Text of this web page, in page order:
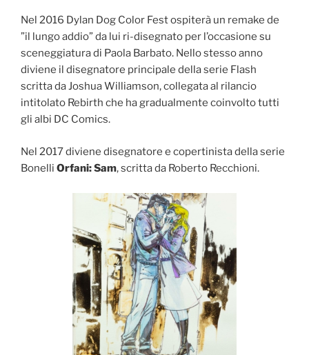
Nel 2016 Dylan Dog Color Fest ospiterà un remake de
”il lungo addio” da lui ri-disegnato per l’occasione su
sceneggiatura di Paola Barbato. Nello stesso anno
diviene il disegnatore principale della serie Flash
scritta da Joshua Williamson, collegata al rilancio
intitolato Rebirth che ha gradualmente coinvolto tutti
gli albi DC Comics.
Nel 2017 diviene disegnatore e copertinista della serie
Bonelli Orfani: Sam, scritta da Roberto Recchioni.